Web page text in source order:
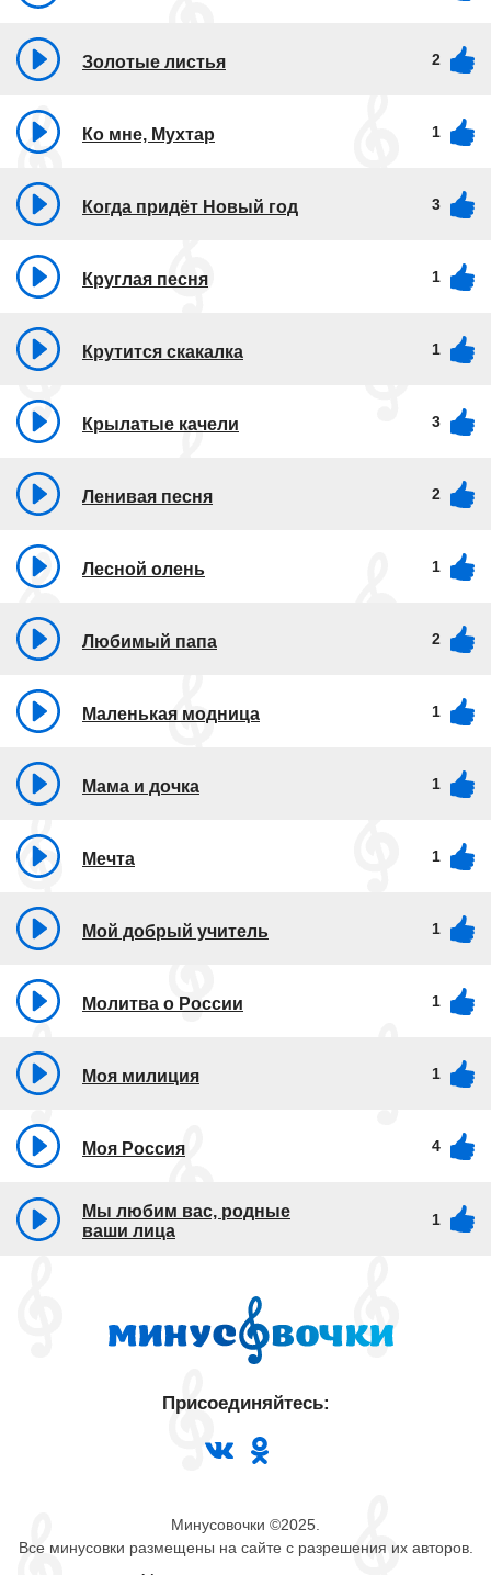
Золотые листья 2
Ко мне, Мухтар 1
Когда придёт Новый год 3
Круглая песня 1
Крутится скакалка 1
Крылатые качели 3
Ленивая песня 2
Лесной олень 1
Любимый папа 2
Маленькая модница 1
Мама и дочка 1
Мечта 1
Мой добрый учитель 1
Молитва о России 1
Моя милиция 1
Моя Россия 4
Мы любим вас, родные
ваши лица
1
Минусовочки ©2025.
Все минусовки размещены на сайте с разрешения их авторов.
Присоединяйтесь: